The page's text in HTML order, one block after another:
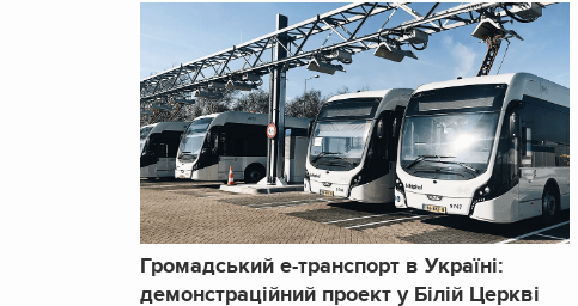
Громадський e-транспорт в Україні:
демонстраційний проект у Білій Церкві